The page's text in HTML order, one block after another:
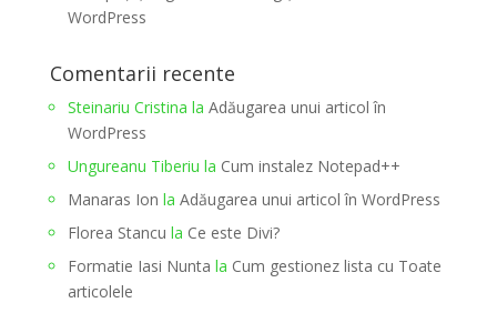
WordPress
Comentarii recente
Steinariu Cristina la Adăugarea unui articol în
WordPress
Ungureanu Tiberiu la Cum instalez Notepad++
Manaras Ion la Adăugarea unui articol în WordPress
Florea Stancu la Ce este Divi?
Formatie Iasi Nunta la Cum gestionez lista cu Toate
articolele